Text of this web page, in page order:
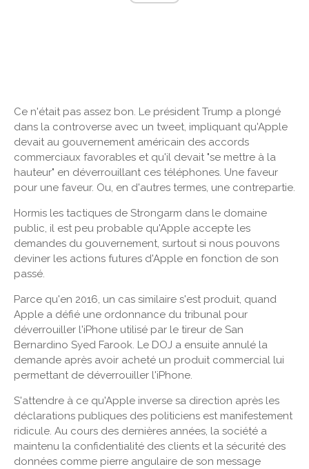
Ce n'était pas assez bon. Le président Trump a plongé
dans la controverse avec un tweet, impliquant qu'Apple
devait au gouvernement américain des accords
commerciaux favorables et qu'il devait "se mettre à la
hauteur" en déverrouillant ces téléphones. Une faveur
pour une faveur. Ou, en d'autres termes, une contrepartie.
Hormis les tactiques de Strongarm dans le domaine
public, il est peu probable qu'Apple accepte les
demandes du gouvernement, surtout si nous pouvons
deviner les actions futures d'Apple en fonction de son
passé.
Parce qu'en 2016, un cas similaire s'est produit, quand
Apple a défié une ordonnance du tribunal pour
déverrouiller l'iPhone utilisé par le tireur de San
Bernardino Syed Farook. Le DOJ a ensuite annulé la
demande après avoir acheté un produit commercial lui
permettant de déverrouiller l'iPhone.
S'attendre à ce qu'Apple inverse sa direction après les
déclarations publiques des politiciens est manifestement
ridicule. Au cours des dernières années, la société a
maintenu la confidentialité des clients et la sécurité des
données comme pierre angulaire de son message